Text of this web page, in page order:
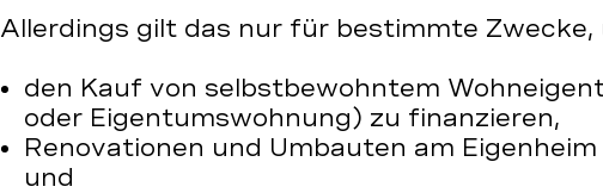
Allerdings gilt das nur für bestimmte Zwecke,
den Kauf von selbstbewohntem
oder Eigentumswohnung) zu finanzieren,
Renovationen und Umbauten am
und